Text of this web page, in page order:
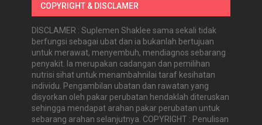
COPYRIGHT & DISCLAMER
DISCLAMER : Suplemen Shaklee sama sekali tidak
berfungsi sebagai ubat dan ia bukanlah bertujuan
untuk merawat, menyembuh, mendiagnos sebarang
penyakit. Ia merupakan cadangan dan pemilihan
nutrisi sihat untuk menambahnilai taraf kesihatan
individu. Pengambilan ubatan dan rawatan yang
disyorkan oleh pakar perubatan hendaklah diteruskan
sehingga mendapat arahan pakar perubatan untuk
sebarang arahan selanjutnya. COPYRIGHT : Penulisan